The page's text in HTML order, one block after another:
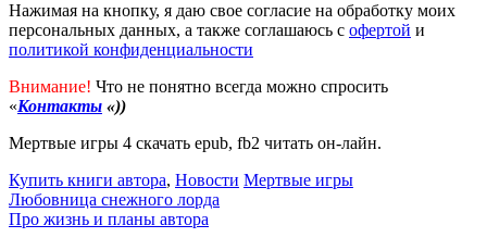
Нажимая на кнопку, я даю свое согласие на обработку моих
персональных данных, а также соглашаюсь с офертой и
политикой конфиденциальности
Внимание! Что не понятно всегда можно спросить
«Контакты «))
Мертвые игры 4 скачать epub, fb2 читать он-лайн.
Рубрики
Купить книги автора, Новости Метки
Мертвые игры
Любовница снежного лорда
Про жизнь и планы автора